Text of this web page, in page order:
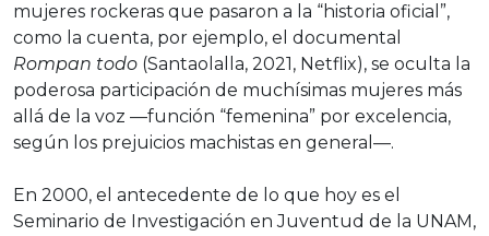
mujeres rockeras que pasaron a la “historia oficial”,
como la cuenta, por ejemplo, el documental
Rompan todo (Santaolalla, 2021, Netflix), se oculta la
poderosa participación de muchísimas mujeres más
allá de la voz —función “femenina” por excelencia,
según los prejuicios machistas en general—.
En 2000, el antecedente de lo que hoy es el
Seminario de Investigación en Juventud de la UNAM,